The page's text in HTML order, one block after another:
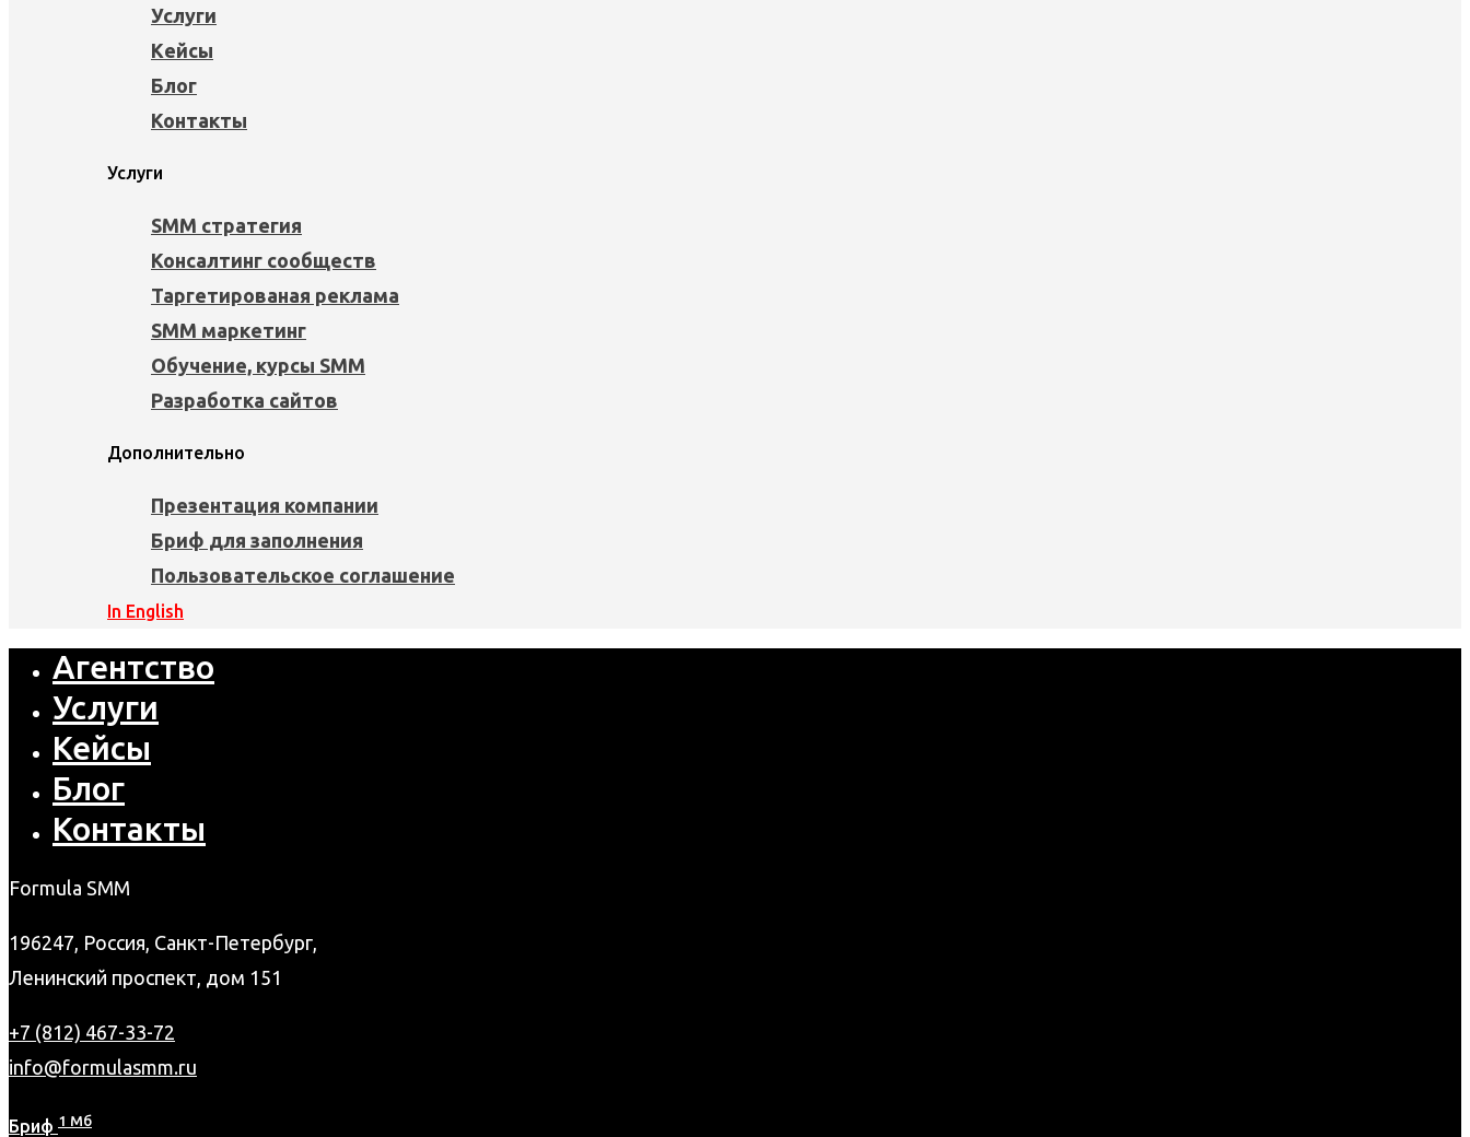
Услуги
Кейсы
Блог
Контакты
Услуги
SMM стратегия
Консалтинг сообществ
Таргетированая реклама
SMM маркетинг
Обучение, курсы SMM
Разработка сайтов
Дополнительно
Презентация компании
Бриф для заполнения
Пользовательское соглашение
In English
Агентство
Услуги
Кейсы
Блог
Контакты
Formula SMM
196247, Россия, Санкт-Петербург,
Ленинский проспект, дом 151
+7 (812) 467-33-72
info@formulasmm.ru
Бриф 1 Мб